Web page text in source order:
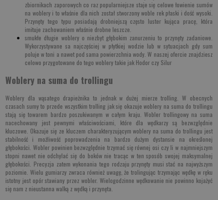
zbiornikach zaporowych co raz popularniejsze staje się celowe łowienie sumów
na woblery i to właśnie dla nich został stworzony woble rek płaski i dość wysoki.
Przynęty tego typu posiadają drobniejszą często luster kująca pracę, która
imituje zachowaniem właśnie drobne leszcze.
smukłe długie wobleryo niezbyt głębokim zanurzeniu to przynęty zadaniowe.
Wykorzystywane sa najczęściej w płytkiej wodzie lub w sytuacjach gdy sum
poluje w toni a nawet pod sama powierzchnia wody. W naszej ofercie znajdziesz
celowo przygotowane do tego woblery takie jak Hodor czy Silur
Woblery na suma do trollingu
Woblery dla wąsatego drapieżnika to jednak w dużej mierze trolling. W obecnych
czasach sumy to przede wszystkim trolling jak się okazuje woblery na suma do trollingu
stają się towarem bardzo poszukiwanym w całym kraju. Wobler trollingowy na suma
nacechowany jest pewnymi właściwościami, które dla wędkarzy są bezwzględnie
kluczowe. Okazuje się ze kluczem charakteryzującym woblery na suma do trollingu jest
stabilność i możliwość poprowadzenia na bardzo dużym dystansie na określonej
głębokości. Wobler powinien bezwzględnie trzymać się równej osi czy li w najmniejszym
stopni nawet nie odchylać się do boków nie tracąc w ten sposób swojej maksymalnej
głębokości. Precyzja zatem wykonania tego rodzaju przynęty musi stać na najwyższym
poziomie. Wielu gumiarzy zwraca również uwagę, że trolingując trzymając wędkę w ręku
istotny jest opór stawiany przez wobler. Wielogodzinne wędkowanie nie powinno kojażyć
się nam z nieustanna walką z wędką i przynęta.